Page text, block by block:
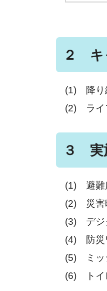
２ キ
(1) 降り
(2) ライ
３ 実
(1) 避難
(2) 災害
(3) デジ
(4) 防災
(5) ミッ
(6) トイ